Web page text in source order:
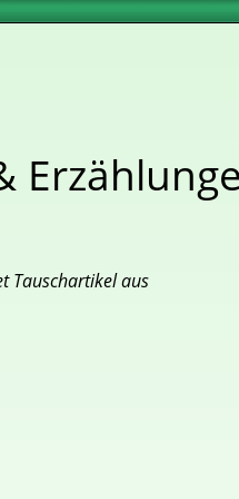
Tauschartikel aus